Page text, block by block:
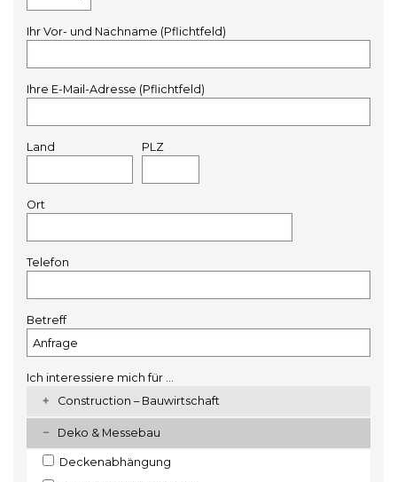
Ihr Vor- und Nachname (Pflichtfeld)
Ihre E-Mail-Adresse (Pflichtfeld)
Land PLZ
Ort
Telefon
Betreff
Ich interessiere mich für ...
Construction – Bauwirtschaft
Deko & Messebau
Deckenabhängung